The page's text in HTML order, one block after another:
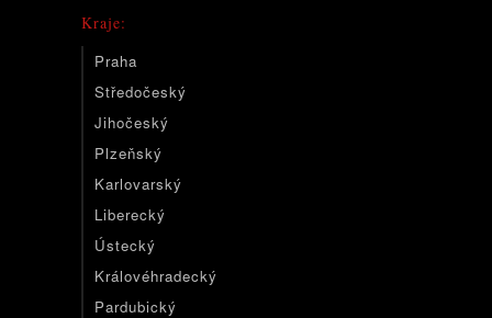
Kraje:
Praha
Středočeský
Jihočeský
Plzeňský
Karlovarský
Liberecký
Ústecký
Královéhradecký
Pardubický